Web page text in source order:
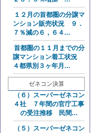
１２月の首都圏の分譲マ
ンション販売状況 ９．
７％減の６，６４...
首都圏の１１月までの分
譲マンション着工状況
４都県別３ヶ年月...
ゼネコン決算
（６）スーパーゼネコン
４社 ７年間の官庁工事
の受注推移 民間...
（５）スーパーゼネコン